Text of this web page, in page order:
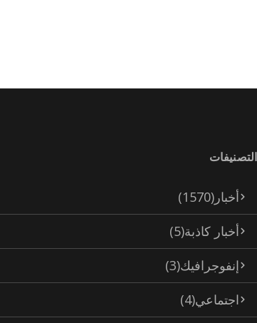
التصنيفات
أخبار (1570)
أخبار كاذبة(5)
إنفوجرافيك(3)
اجتماعي(4)